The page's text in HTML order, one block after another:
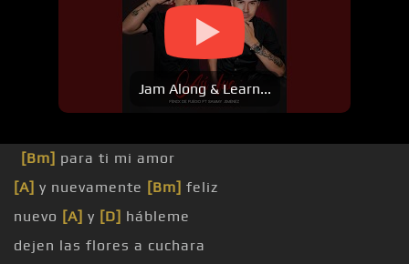
Jam Along & Learn...
[Bm] para ti mi amor
[A] y nuevamente [Bm] feliz
nuevo [A] y [D] hábleme
dejen las flores a cuchara